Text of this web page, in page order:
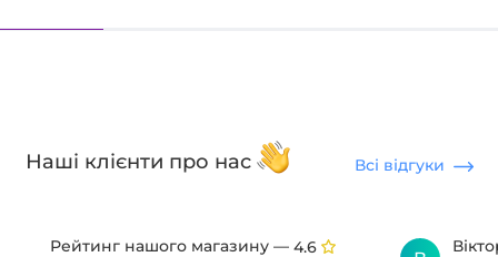
Наші клієнти про нас Всі відгуки
Рейтинг нашого магазину — 4.6